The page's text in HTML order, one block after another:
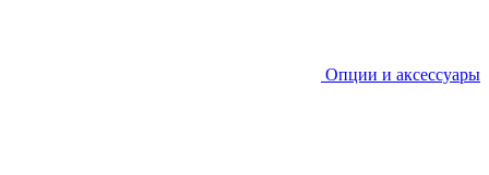
Опции и аксессуары